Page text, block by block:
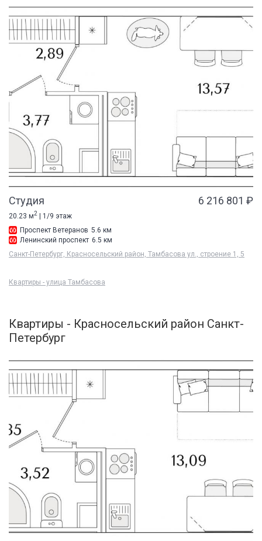
Студия 6 216 801 ₽
20.23 м2
| 1/9 этаж
Проспект Ветеранов 5.6 км
Ленинский проспект 6.5 км
Санкт-Петербург, Красносельский район, Тамбасова ул., строение 1, 5
Квартиры - улица Тамбасова
Квартиры - Красносельский район Санкт-
Петербург